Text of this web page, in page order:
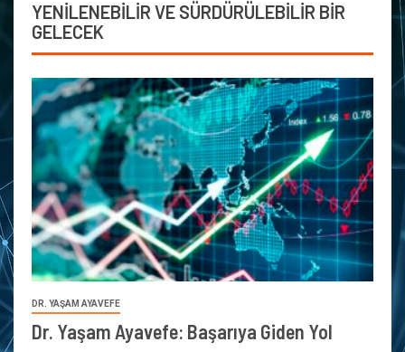
YENİLENEBİLİR VE SÜRDÜRÜLEBİLİR BİR
GELECEK
DR. YAŞAM AYAVEFE
Dr. Yaşam Ayavefe: Başarıya Giden Yol